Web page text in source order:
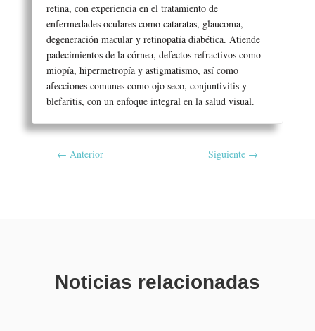
retina, con experiencia en el tratamiento de
enfermedades oculares como cataratas, glaucoma,
degeneración macular y retinopatía diabética. Atiende
padecimientos de la córnea, defectos refractivos como
miopía, hipermetropía y astigmatismo, así como
afecciones comunes como ojo seco, conjuntivitis y
blefaritis, con un enfoque integral en la salud visual.
← Anterior Siguiente →
Noticias relacionadas